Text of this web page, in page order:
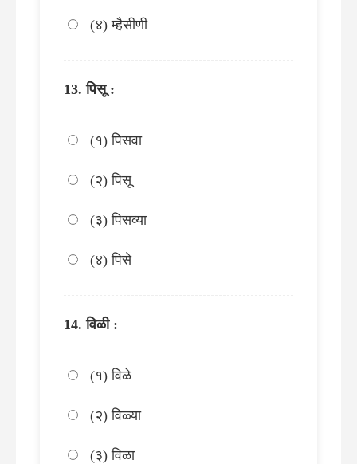
(४) म्हैसीणी
पिसू :
(१) पिसवा
(२) पिसू
(३) पिसव्या
(४) पिसे
विळी :
(१) विळे
(२) विळ्या
(३) विळा